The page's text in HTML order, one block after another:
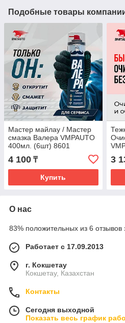
Подобные товары
Мастер майлау / Мастер
смазка Валера VMPAUTO
400мл. (6шт) 8601
4 100 ₸
Купить
3
О нас
83% положительных из 6 отзывов
Работает с 17.09.2013
г. Кокшетау
Кокшетау, Казахстан
Контакты
Сегодня выходной
Показать весь график